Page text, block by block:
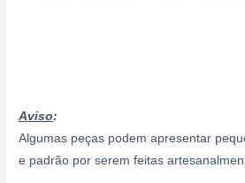
Aviso:
Algumas peças podem apresentar
e padrão por serem feitas